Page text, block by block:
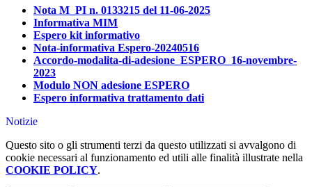
Nota M_PI n. 0133215 del 11-06-2025
Informativa MIM
Espero kit informativo
Nota-informativa Espero-20240516
Accordo-modalita-di-adesione_ESPERO_16-novembre-
2023
Modulo NON adesione ESPERO
Espero informativa trattamento dati
Notizie
Questo sito o gli strumenti terzi da questo utilizzati si avvalgono di
cookie necessari al funzionamento ed utili alle finalità illustrate nella
COOKIE POLICY.